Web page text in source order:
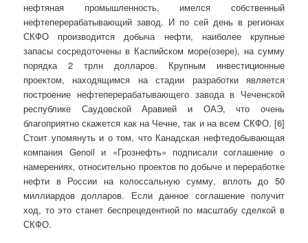
нефтяная промышленность, имелся собственный
нефтеперерабатывающий завод. И по сей день в регионах
СКФО производится добыча нефти, наиболее крупные
запасы сосредоточены в Каспийском море(озере), на сумму
порядка 2 трлн долларов. Крупным инвестиционные
проектом, находящимся на стадии разработки является
построение нефтеперерабатывающего завода в Чеченской
республике Саудовской Аравией и ОАЭ, что очень
благоприятно скажется как на Чечне, так и на всем СКФО. [6]
Стоит упомянуть и о том, что Канадская нефтедобывающая
компания Genoil и «Грознефть» подписали соглашение о
намерениях, относительно проектов по добыче и переработке
нефти в России на колоссальную сумму, вплоть до 50
миллиардов долларов. Если данное соглашение получит
ход, то это станет беспрецедентной по масштабу сделкой в
СКФО.